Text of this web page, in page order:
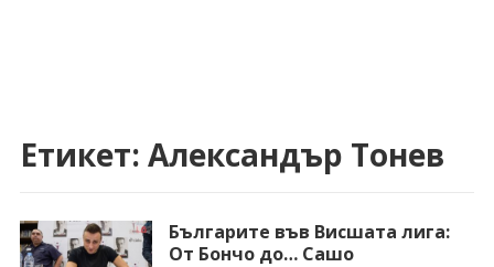
Етикет: Александър Тонев
Българите във Висшата лига:
От Бончо до… Сашо